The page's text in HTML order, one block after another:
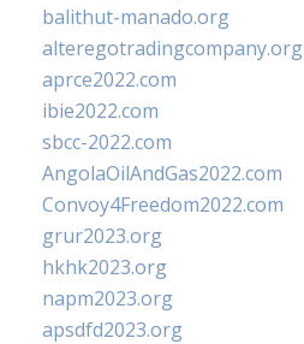
balithut-manado.org
alteregotradingcompany.org
aprce2022.com
ibie2022.com
sbcc-2022.com
AngolaOilAndGas2022.com
Convoy4Freedom2022.com
grur2023.org
hkhk2023.org
napm2023.org
apsdfd2023.org